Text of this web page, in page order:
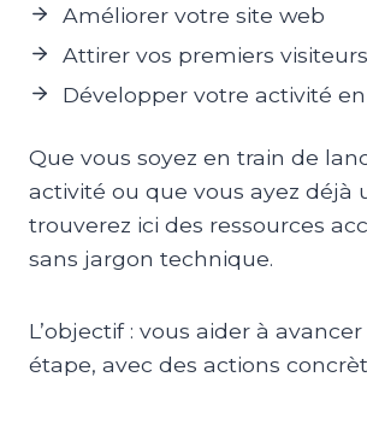
Améliorer votre site web
Attirer vos premiers visiteurs
Développer votre activité
Que vous soyez en train de
activité ou que vous ayez déjà
trouverez ici des ressources
sans jargon technique.
L’objectif : vous aider à
étape, avec des actions